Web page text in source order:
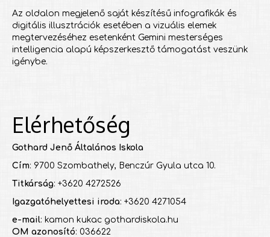
Az oldalon megjelenő saját készítésű infografikák és
digitális illusztrációk esetében a vizuális elemek
megtervezéséhez esetenként Gemini mesterséges
intelligencia alapú képszerkesztő támogatást veszünk
igénybe.
Elérhetőség
Gothard Jenő Általános Iskola
Cím: 9700 Szombathely, Benczúr Gyula utca 10.
Titkárság: +3620 4272526
Igazgatóhelyettesi iroda: +3620 4271054
e-mail: kamon kukac gothardiskola.hu
OM azonosító: 036622